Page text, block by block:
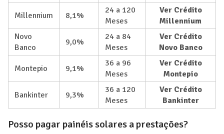
Millennium 8,1%
24 a 120
Meses
Ver Crédito
Millennium
Novo
Banco
9,0%
24 a 84
Meses
Ver Crédito
Novo Banco
Montepio 9,1%
36 a 96
Meses
Ver Crédito
Montepio
Bankinter 9,3%
36 a 120
Meses
Ver Crédito
Bankinter
Posso pagar painéis solares a prestações?